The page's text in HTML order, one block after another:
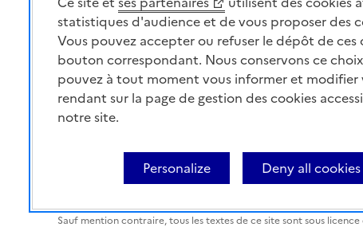
MINISTÈRE
DE L'AGRICULTURE
DE L'AGRO-ALIMENTAIRE
ET DE LA SOUVERAINETÉ
ALIMENTAIRE
Cookies Paramètres d'affichage
Sauf mention contraire, tous les textes de ce site sont sous licence
statistiques d'audience et de vous proposer des
Vous pouvez accepter ou refuser le dépôt de ces
bouton correspondant. Nous conservons ce
pouvez à tout moment vous informer et modifier
rendant sur la page de gestion des cookies
notre site.
Deny all cookies
Personalize